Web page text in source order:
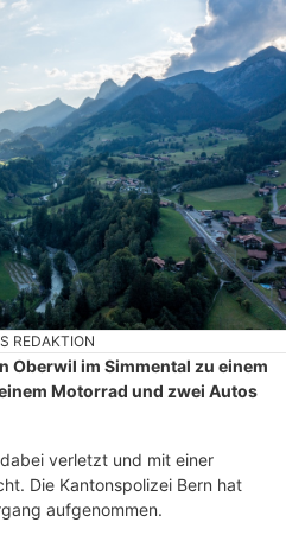
REDAKTION
Oberwil im Simmental zu einem
Motorrad und zwei Autos
verletzt und mit einer
Die Kantonspolizei Bern hat
aufgenommen.